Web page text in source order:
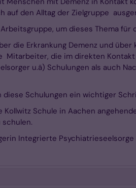
auf den Alltag der Zielgruppe
um dieses Thema für
die Erkrankung Demenz und
die im direkten
u.ä) Schulungen als auch
diese Schulungen ein wichtiger
Schule in Aachen
Integrierte Psychiatrieseelsorge